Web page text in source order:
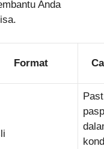
Anda
Format